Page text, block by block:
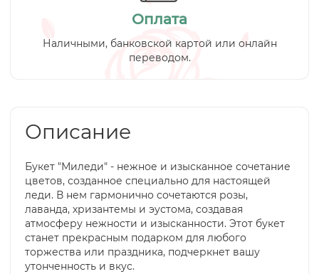
Оплата
Наличными, банковской картой или онлайн
переводом.
Описание
Букет "Миледи" - нежное и изысканное сочетание
цветов, созданное специально для настоящей
леди. В нем гармонично сочетаются розы,
лаванда, хризантемы и эустома, создавая
атмосферу нежности и изысканности. Этот букет
станет прекрасным подарком для любого
торжества или праздника, подчеркнет вашу
утонченность и вкус.